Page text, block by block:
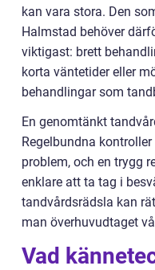
kan vara stora. Den
Halmstad behöver
viktigast: brett
korta väntetider eller
behandlingar som
En genomtänkt
Regelbundna
problem, och en trygg
enklare att ta tag i
tandvårdsrädsla kan
man överhuvudtaget
Vad